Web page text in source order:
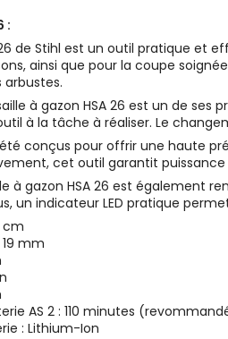
:
26 de Stihl est un outil pratique
ainsi que pour la coupe
à gazon HSA 26 est un de
à la tâche à réaliser. Le
été conçus pour offrir une haute
cet outil garantit puissance
à gazon HSA 26 est
un indicateur LED pratique
cm
mm
AS 2 : 110 minutes
: Lithium-Ion